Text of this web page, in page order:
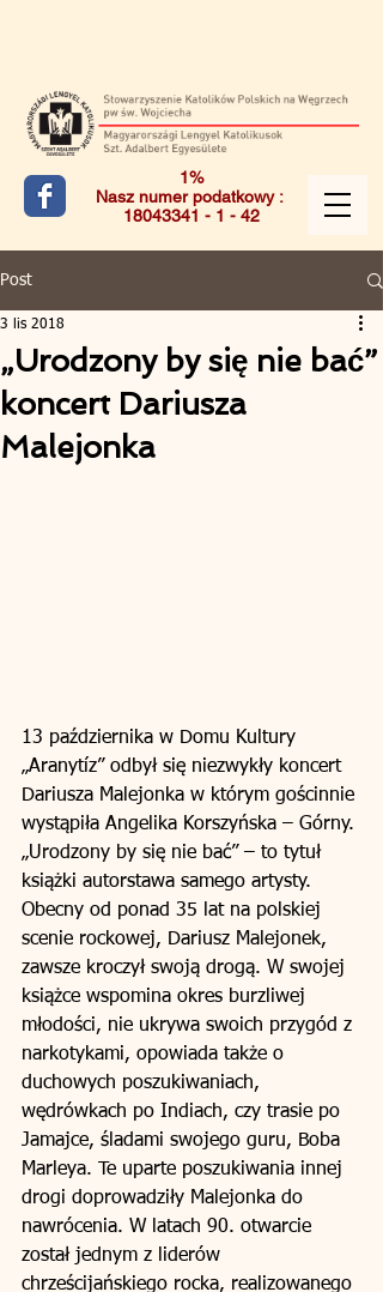
1%
Nasz numer podatkowy :
18043341 - 1 - 42
Post
„Urodzony by się nie bać”
koncert Dariusza
Malejonka
3 lis 2018
13 października w Domu Kultury
„Aranytíz” odbył się niezwykły koncert
Dariusza Malejonka w którym gościnnie
wystąpiła Angelika Korszyńska – Górny.
„Urodzony by się nie bać” – to tytuł
książki autorstawa samego artysty.
Obecny od ponad 35 lat na polskiej
scenie rockowej, Dariusz Malejonek,
zawsze kroczył swoją drogą. W swojej
książce wspomina okres burzliwej
młodości, nie ukrywa swoich przygód z
narkotykami, opowiada także o
duchowych poszukiwaniach,
wędrówkach po Indiach, czy trasie po
Jamajce, śladami swojego guru, Boba
Marleya. Te uparte poszukiwania innej
drogi doprowadziły Malejonka do
nawrócenia. W latach 90. otwarcie
został jednym z liderów
chrześcijańskiego rocka, realizowanego